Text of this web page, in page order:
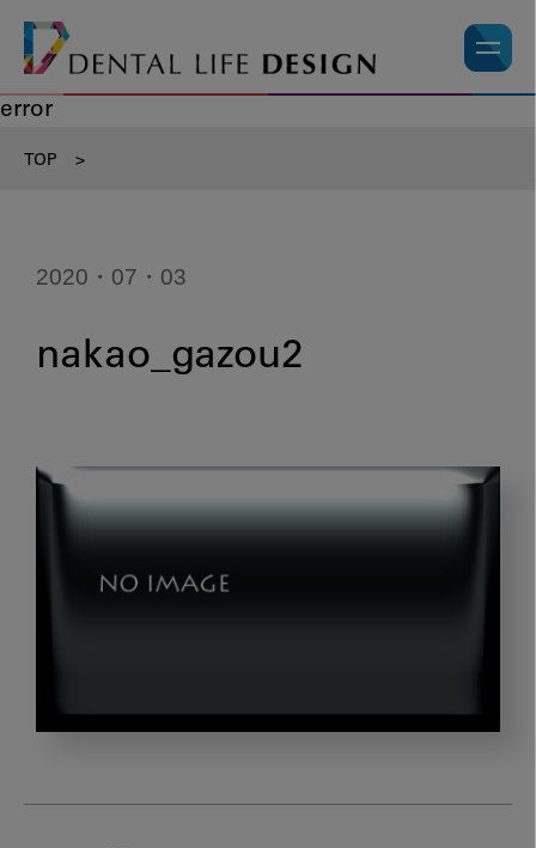
error
TOP >
2020・07・03
nakao_gazou2